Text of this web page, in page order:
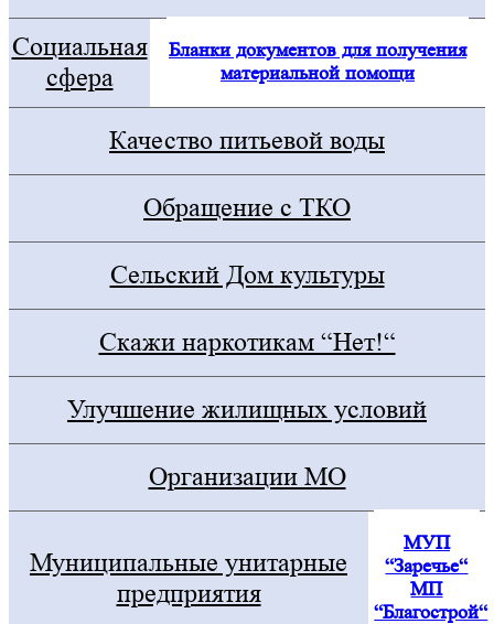
Социальная
сфера
Бланки документов для получения
материальной помощи
Качество питьевой воды
Обращение с ТКО
Сельский Дом культуры
Скажи наркотикам “Нет!“
Улучшение жилищных условий
Организации МО
Муниципальные унитарные
предприятия
МУП
“Заречье“
МП
“Благострой“